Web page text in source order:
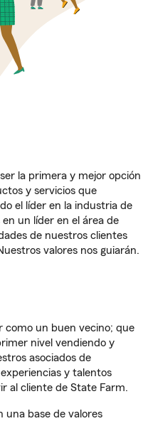
la primera y mejor opción
y servicios que
el líder en la industria de
un líder en el área de
de nuestros clientes
valores nos guiarán.
como un buen vecino; que
nivel vendiendo y
asociados de
y talentos
al cliente de State Farm.
una base de valores